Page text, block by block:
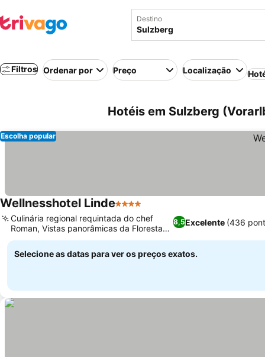
Destino
Filtros Ordenar por Preço Localização
Hotéis em Sulzberg
Escolha popular
Wellnesshotel Linde4 Estrelas
8,5Excelente (436
Culinária regional requintada do chef
Roman, Vistas panorâmicas da Floresta
de Bregenz
Selecione as datas para ver os preços exatos.